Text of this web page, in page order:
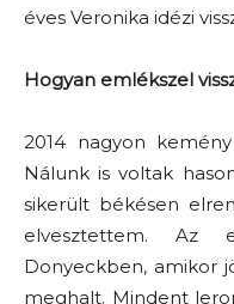
éves Veronika idézi
Hogyan emlékszel
2014 nagyon
Nálunk is voltak
sikerült békésen
elvesztettem. Az
Donyeckben, amikor
meghalt. Mindent